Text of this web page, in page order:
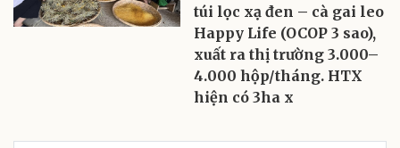
túi lọc xạ đen – cà gai leo
Happy Life (OCOP 3 sao),
xuất ra thị trường 3.000–
4.000 hộp/tháng. HTX
hiện có 3ha x